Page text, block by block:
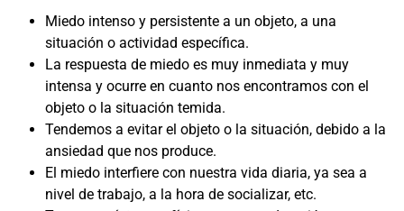
Miedo intenso y persistente a un objeto, a una
situación o actividad específica.
La respuesta de miedo es muy inmediata y muy
intensa y ocurre en cuanto nos encontramos con el
objeto o la situación temida.
Tendemos a evitar el objeto o la situación, debido a la
ansiedad que nos produce.
El miedo interfiere con nuestra vida diaria, ya sea a
nivel de trabajo, a la hora de socializar, etc.